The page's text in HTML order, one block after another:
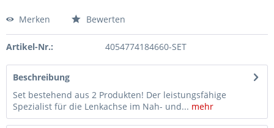
Merken Bewerten
Artikel-Nr.: 4054774184660-SET
Beschreibung
Set bestehend aus 2 Produkten! Der leistungsfähige
Spezialist für die Lenkachse im Nah- und... mehr